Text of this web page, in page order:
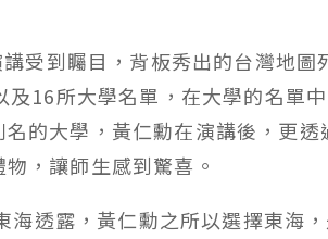
受到矚目，背板秀出的台灣地圖
及16所大學名單，在大學的名單
的大學，黃仁勳在演講後，更
，讓師生感到驚喜。
海透露，黃仁勳之所以選擇東海